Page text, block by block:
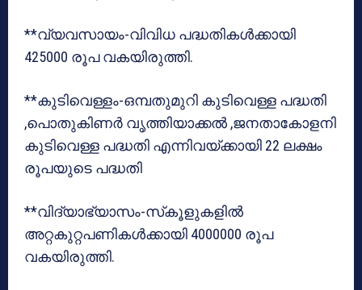
**വ്യവസായം-വിവിധ പദ്ധതികള്‍ക്കായി
425000 രൂപ വകയിരുത്തി.
**കുടിവെള്ളം-ഒമ്പതുമുറി കുടിവെള്ള പദ്ധതി
,പൊതുകിണര്‍ വൃത്തിയാക്കല്‍ ,ജനതാകോളനി
കുടിവെള്ള പദ്ധതി എന്നിവയ്ക്കായി 22 ലക്ഷം
രൂപയുടെ പദ്ധതി
**വിദ്യാഭ്യാസം-സ്‌കൂളുകളില്‍
അറ്റകുറ്റപണികള്‍ക്കായി 4000000 രൂപ
വകയിരുത്തി.